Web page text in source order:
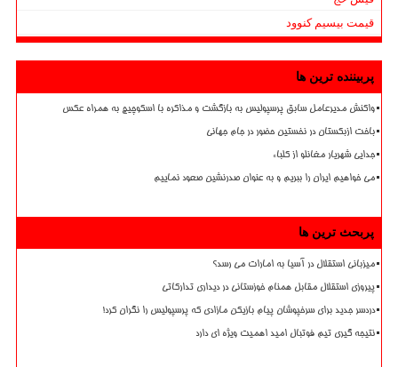
قیمت بیسیم کنوود
پربیننده ترین ها
واکنش مدیرعامل سابق پرسپولیس به بازگشت و مذاکره با اسکوچیچ به همراه عکس
باخت ازبکستان در نخستین حضور در جام جهانی
جدایی شهریار مغانلو از کلباء
می خواهیم ایران را ببریم و به عنوان صدرنشین صعود نماییم
پربحث ترین ها
میزبانی استقلال در آسیا به امارات می رسد؟
پیروزی استقلال مقابل همنام خوزستانی در دیداری تدارکاتی
دردسر جدید برای سرخپوشان پیام بازیکن مازادی که پرسپولیس را نگران کرد!
نتیجه گیری تیم فوتبال امید اهمیت ویژه ای دارد